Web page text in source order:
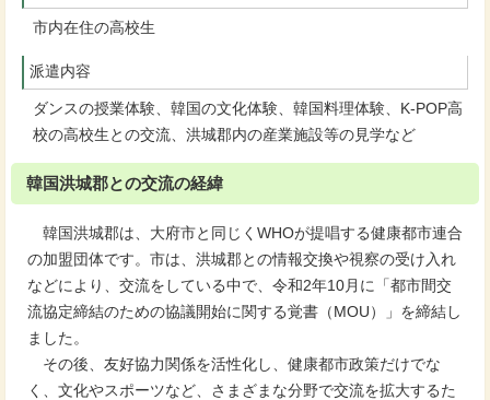
市内在住の高校生
派遣内容
ダンスの授業体験、韓国の文化体験、韓国料理体験、K-POP高
校の高校生との交流、洪城郡内の産業施設等の見学など
韓国洪城郡との交流の経緯
韓国洪城郡は、大府市と同じくWHOが提唱する健康都市連合
の加盟団体です。市は、洪城郡との情報交換や視察の受け入れ
などにより、交流をしている中で、令和2年10月に「都市間交
流協定締結のための協議開始に関する覚書（MOU）」を締結し
ました。
その後、友好協力関係を活性化し、健康都市政策だけでな
く、文化やスポーツなど、さまざまな分野で交流を拡大するた